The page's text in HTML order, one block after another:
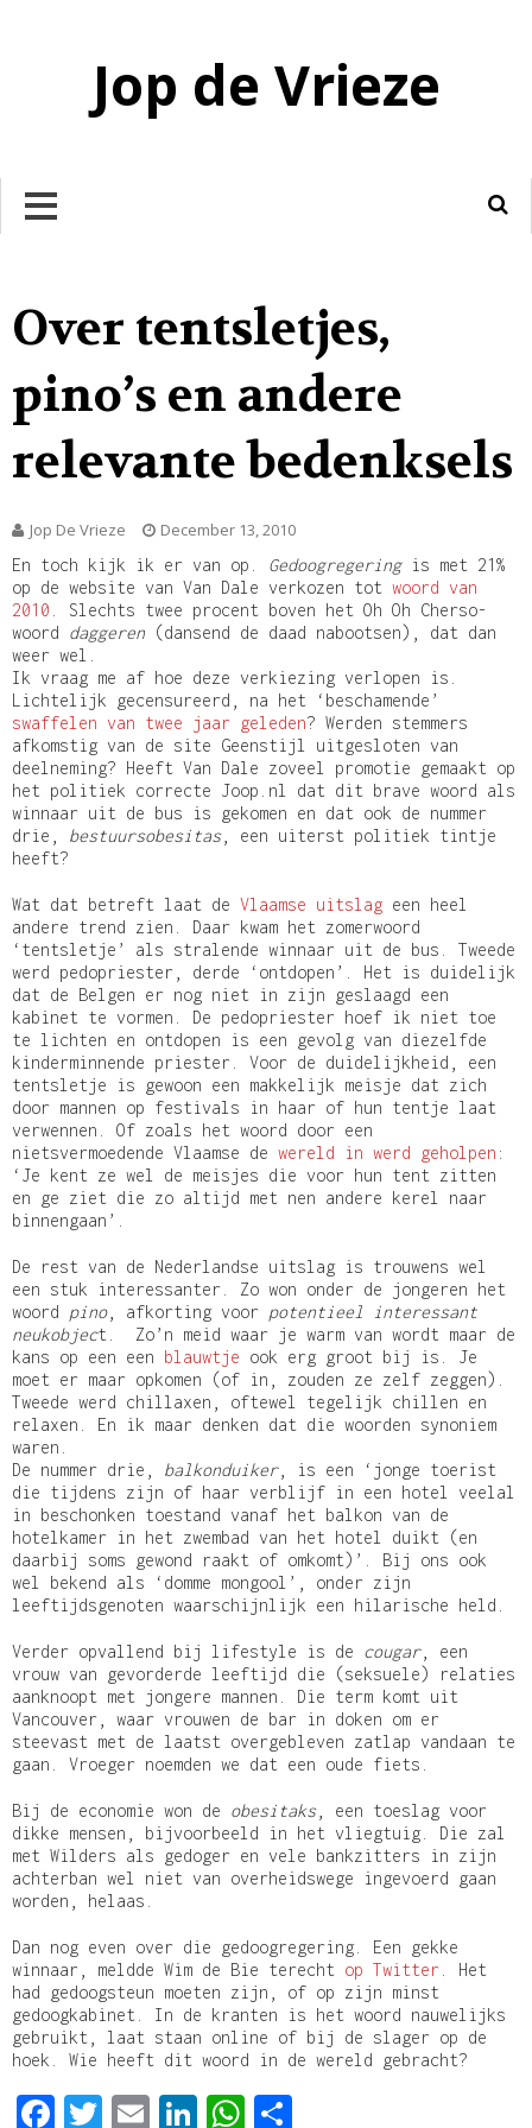
Jop de Vrieze
Over tentsletjes,
pino’s en andere
relevante bedenksels
Jop De Vrieze December 13, 2010
En toch kijk ik er van op. Gedoogregeringis met 21%
op de website van Van Dale verkozen tot woord van
2010 . Slechts twee procent boven het Oh Oh Cherso-
woord daggeren (dansend de daad nabootsen), dat dan
weer wel.
Ik vraag me af hoe deze verkiezing verlopen is.
Lichtelijk gecensureerd, na het ‘beschamende’
swaffelen van twee jaar geleden? Werden stemmers
afkomstig van de site Geenstijl uitgesloten van
deelneming? Heeft Van Dale zoveel promotie gemaakt op
het politiek correcte Joop.nl dat dit brave woord als
winnaar uit de bus is gekomen en dat ook de nummer
drie, bestuursobesitas, een uiterst politiek tintje
heeft?
Wat dat betreft laat de Vlaamse uitslageen heel
andere trend zien. Daar kwam het zomerwoord
‘tentsletje’ als stralende winnaar uit de bus. Tweede
werd pedopriester, derde ‘ontdopen’. Het is duidelijk
dat de Belgen er nog niet in zijn geslaagd een
kabinet te vormen. De pedopriester hoef ik niet toe
te lichten en ontdopen is een gevolg van diezelfde
kinderminnende priester. Voor de duidelijkheid, een
tentsletje is gewoon een makkelijk meisje dat zich
door mannen op festivals in haar of hun tentje laat
verwennen. Of zoals het woord door een
nietsvermoedende Vlaamse de wereld in werd geholpen :
‘Je kent ze wel de meisjes die voor hun tent zitten
en ge ziet die zo altijd met nen andere kerel naar
binnengaan’.
De rest van de Nederlandse uitslag is trouwens wel
een stuk interessanter. Zo won onder de jongeren het
woord pino, afkorting voor potentieel interessant
neukobject. Zo’n meid waar je warm van wordt maar de
kans op een een blauwtje ook erg groot bij is. Je
moet er maar opkomen (of in, zouden ze zelf zeggen).
Tweede werd chillaxen, oftewel tegelijk chillen en
relaxen. En ik maar denken dat die woorden synoniem
waren.
De nummer drie, balkonduiker, is een ‘jonge toerist
die tijdens zijn of haar verblijf in een hotel veelal
in beschonken toestand vanaf het balkon van de
hotelkamer in het zwembad van het hotel duikt (en
daarbij soms gewond raakt of omkomt)’. Bij ons ook
wel bekend als ‘domme mongool’, onder zijn
leeftijdsgenoten waarschijnlijk een hilarische held.
Verder opvallend bij lifestyle is de cougar, een
vrouw van gevorderde leeftijd die (seksuele) relaties
aanknoopt met jongere mannen. Die term komt uit
Vancouver, waar vrouwen de bar in doken om er
steevast met de laatst overgebleven zatlap vandaan te
gaan. Vroeger noemden we dat een oude fiets.
Bij de economie won de obesitaks, een toeslag voor
dikke mensen, bijvoorbeeld in het vliegtuig. Die zal
met Wilders als gedoger en vele bankzitters in zijn
achterban wel niet van overheidswege ingevoerd gaan
worden, helaas.
Dan nog even over die gedoogregering. Een gekke
winnaar, meldde Wim de Bie terecht op Twitter . Het
had gedoogsteun moeten zijn, of op zijn minst
gedoogkabinet. In de kranten is het woord nauwelijks
gebruikt, laat staan online of bij de slager op de
hoek. Wie heeft dit woord in de wereld gebracht?
Facebook
Twitter
EmailLinkedIn
WhatsApp